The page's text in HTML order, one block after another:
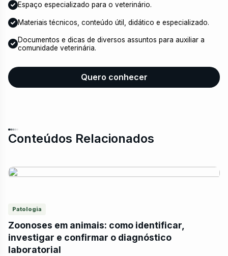
Espaço especializado para o veterinário.
Materiais técnicos, conteúdo útil, didático e especializado.
Documentos e dicas de diversos assuntos para auxiliar a
comunidade veterinária.
Quero conhecer
Conteúdos Relacionados
Patologia
Zoonoses em animais: como identificar,
investigar e confirmar o diagnóstico
laboratorial